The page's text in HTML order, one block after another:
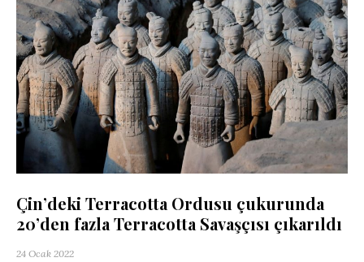
Çin’deki Terracotta Ordusu çukurunda
20’den fazla Terracotta Savaşçısı çıkarıldı
24 Ocak 2022